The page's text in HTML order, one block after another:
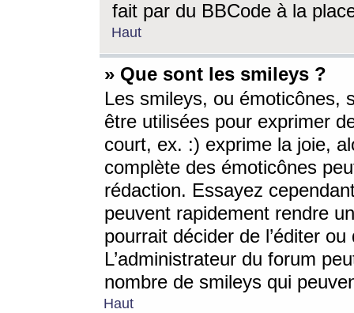
fait par du BBCode à la
Haut
» Que sont les smileys ?
Les smileys, ou émoticônes,
être utilisées pour exprimer
court, ex. :) exprime la joie,
complète des émoticônes
rédaction. Essayez
peuvent rapidement rendre
pourrait décider de l’éditer
L’administrateur du forum
nombre de smileys qui
Haut